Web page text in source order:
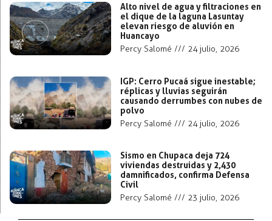
Alto nivel de agua y filtraciones en
el dique de la laguna Lasuntay
elevan riesgo de aluvión en
Huancayo
Percy Salomé
24 julio, 2026
IGP: Cerro Pucaá sigue inestable;
réplicas y lluvias seguirán
causando derrumbes con nubes de
polvo
Percy Salomé
24 julio, 2026
Sismo en Chupaca deja 724
viviendas destruidas y 2,430
damnificados, confirma Defensa
Civil
Percy Salomé
23 julio, 2026